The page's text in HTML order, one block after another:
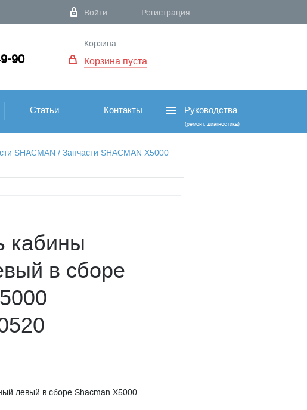
Войти Регистрация
90
Корзина
Корзина пуста
Статьи Контакты Руководства
(ремонт, диагностика)
SHACMAN / Запчасти SHACMAN X5000
кабины
в сборе
левый в сборе Shacman X5000